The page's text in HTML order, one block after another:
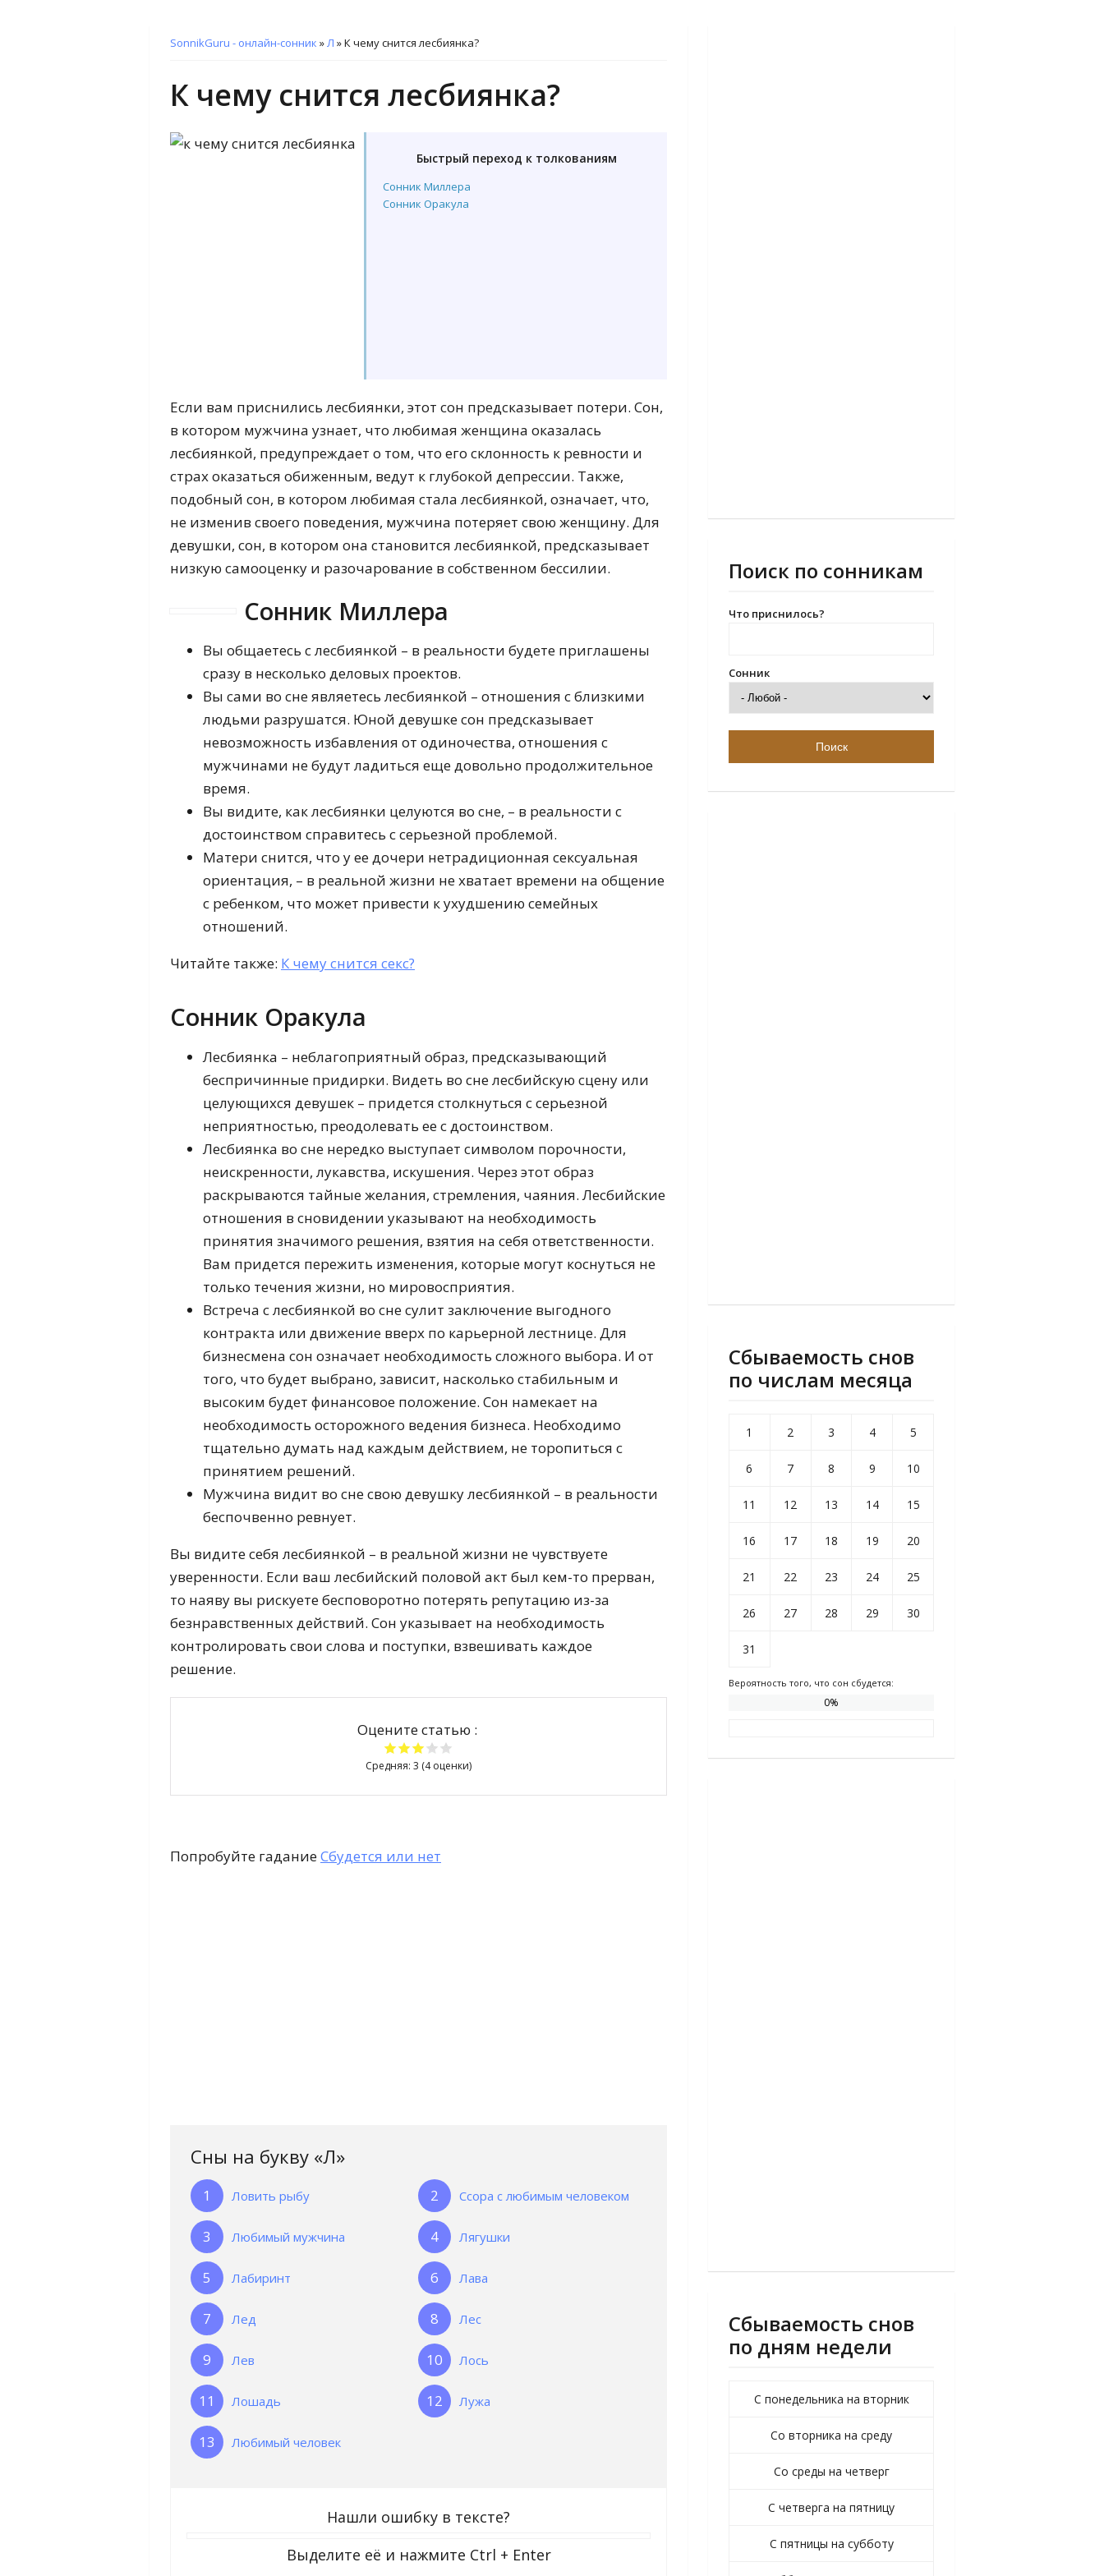
SonnikGuru - онлайн-сонник »Л »К чему снится лесбиянка?
К чему снится лесбиянка?
Быстрый переход к толкованиям
Сонник Миллера
Сонник Оракула
Если вам приснились лесбиянки, этот сон предсказывает потери. Сон,
в котором мужчина узнает, что любимая женщина оказалась
лесбиянкой, предупреждает о том, что его склонность к ревности и
страх оказаться обиженным, ведут к глубокой депрессии. Также,
подобный сон, в котором любимая стала лесбиянкой, означает, что,
не изменив своего поведения, мужчина потеряет свою женщину. Для
девушки, сон, в котором она становится лесбиянкой, предсказывает
низкую самооценку и разочарование в собственном бессилии.
Сонник Миллера
Вы общаетесь с лесбиянкой – в реальности будете приглашены
сразу в несколько деловых проектов.
Вы сами во сне являетесь лесбиянкой – отношения с близкими
людьми разрушатся. Юной девушке сон предсказывает
невозможность избавления от одиночества, отношения с
мужчинами не будут ладиться еще довольно продолжительное
время.
Вы видите, как лесбиянки целуются во сне, – в реальности с
достоинством справитесь с серьезной проблемой.
Матери снится, что у ее дочери нетрадиционная сексуальная
ориентация, – в реальной жизни не хватает времени на общение
с ребенком, что может привести к ухудшению семейных
отношений.
Читайте также: К чему снится секс?
Сонник Оракула
Лесбиянка – неблагоприятный образ, предсказывающий
беспричинные придирки. Видеть во сне лесбийскую сцену или
целующихся девушек – придется столкнуться с серьезной
неприятностью, преодолевать ее с достоинством.
Лесбиянка во сне нередко выступает символом порочности,
неискренности, лукавства, искушения. Через этот образ
раскрываются тайные желания, стремления, чаяния. Лесбийские
отношения в сновидении указывают на необходимость
принятия значимого решения, взятия на себя ответственности.
Вам придется пережить изменения, которые могут коснуться не
только течения жизни, но мировосприятия.
Встреча с лесбиянкой во сне сулит заключение выгодного
контракта или движение вверх по карьерной лестнице. Для
бизнесмена сон означает необходимость сложного выбора. И от
того, что будет выбрано, зависит, насколько стабильным и
высоким будет финансовое положение. Сон намекает на
необходимость осторожного ведения бизнеса. Необходимо
тщательно думать над каждым действием, не торопиться с
принятием решений.
Мужчина видит во сне свою девушку лесбиянкой – в реальности
беспочвенно ревнует.
Вы видите себя лесбиянкой – в реальной жизни не чувствуете
уверенности. Если ваш лесбийский половой акт был кем-то прерван,
то наяву вы рискуете бесповоротно потерять репутацию из-за
безнравственных действий. Сон указывает на необходимость
контролировать свои слова и поступки, взвешивать каждое
решение.
Оцените статью :
Средняя: 3 (4оценки)
Попробуйте гаданиеСбудется или нет
Сны на букву «Л‎»‎
Ловить рыбу Ссора с любимым человеком
Любимый мужчина Лягушки
Лабиринт Лава
Лед Лес
Лев Лось
Лошадь Лужа
Любимый человек
Нашли ошибку в тексте?
Выделите её и нажмите Ctrl + Enter
Поиск по сонникам
Что приснилось?
Сонник
Сбываемость снов
по числам месяца
1 2 3 4 5
6 7 8 9 10
11 12 13 14 15
16 17 18 19 20
21 22 23 24 25
26 27 28 29 30
31
Вероятность того, что сон сбудется:
0%
Сбываемость снов
по дням недели
С понедельника на вторник
Со вторника на среду
Со среды на четверг
С четверга на пятницу
С пятницы на субботу